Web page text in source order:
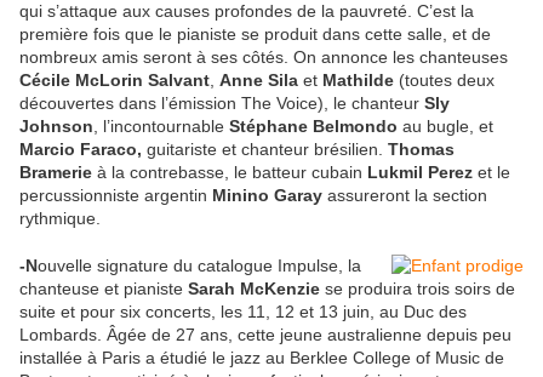
qui s’attaque aux causes profondes de la pauvreté. C’est la
première fois que le pianiste se produit dans cette salle, et de
nombreux amis seront à ses côtés. On annonce les chanteuses
Cécile McLorin Salvant Anne Sila et Mathilde (toutes deux
découvertes dans l’émission The Voice), le chanteur Sly
Johnson , l’incontournable Stéphane Belmondo au bugle, et
Marcio Faraco, guitariste et chanteur brésilien. Thomas
Bramerie à la contrebasse, le batteur cubain Lukmil Perez et le
percussionniste argentin Minino Garay assureront la section
rythmique.
-Nouvelle signature du catalogue Impulse, la
chanteuse et pianiste Sarah McKenzie se produira trois soirs de
suite et pour six concerts, les 11, 12 et 13 juin, au Duc des
Lombards. Âgée de 27 ans, cette jeune australienne depuis peu
installée à Paris a étudié le jazz au Berklee College of Music de